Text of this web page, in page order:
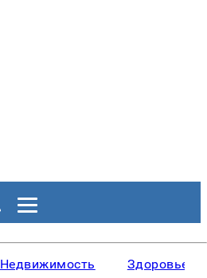
Недвижимость Здоровье